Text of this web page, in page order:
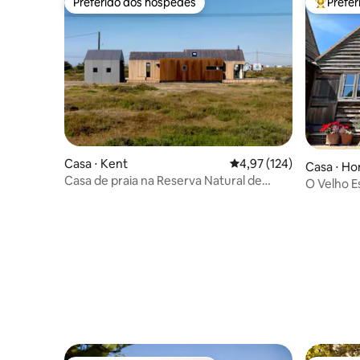
Preferido dos hóspedes
Casa ⋅ Kent 4,97 de uma avaliação
4,97 (124)
Casa de praia na Reserva Natural de
Entre
Casa ⋅
O Velho